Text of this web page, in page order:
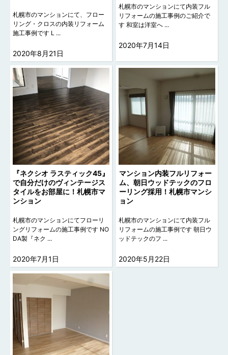
札幌市のマンションにて、フロー
リング・クロスの内装リフォーム
施工事例です L ...
2020年8月21日
札幌市のマンションにて内装フル
リフォームの施工事例のご紹介で
す 和室は洋室へ ...
2020年7月14日
『ネクシオ ラスティック45』
で自分だけのヴィンテージス
タイルをお部屋に！札幌市マ
ンション
札幌市のマンションにてフローリ
ングリフォームの施工事例です NO
DA製『ネク ...
2020年7月1日
マンション内装フルリフォー
ム、朝日ウッドテックのフロ
ーリング採用！札幌市マンシ
ョン
札幌市のマンションにて内装フル
リフォームの施工事例です 朝日ウ
ッドテックのフ ...
2020年5月22日